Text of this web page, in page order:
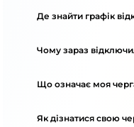
Де знайти графік
Чому зараз
Що означає моя
Як дізнатися свою